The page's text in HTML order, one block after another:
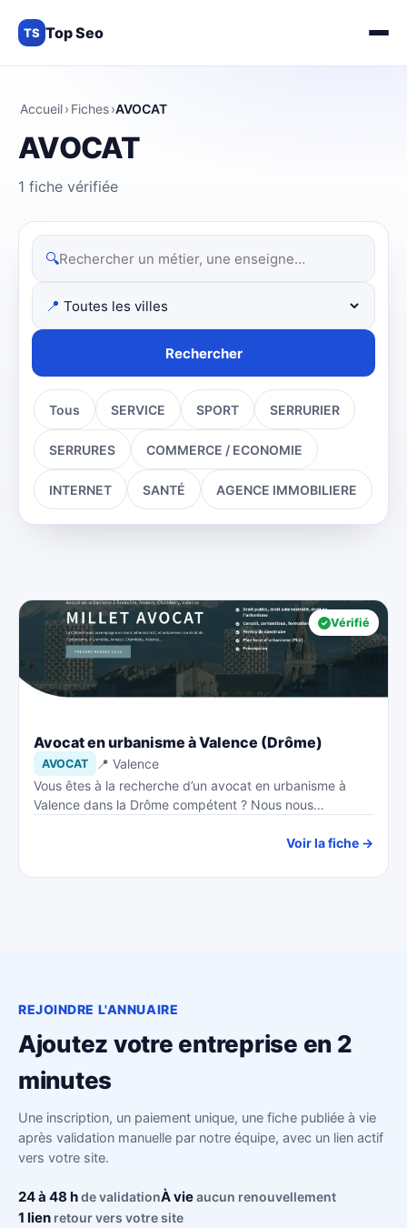
TS Top Seo
Accueil› Fiches›AVOCAT
AVOCAT
1 fiche vérifiée
🔍
📍
Rechercher
Tous SERVICE SPORT SERRURIER
SERRURES COMMERCE / ECONOMIE
INTERNET SANTÉ AGENCE IMMOBILIERE
Vérifié
Avocat en urbanisme à Valence (Drôme)
AVOCAT
📍 Valence
Vous êtes à la recherche d’un avocat en urbanisme à
Valence dans la Drôme compétent ? Nous nous…
Voir la fiche →
REJOINDRE L'ANNUAIRE
Ajoutez votre entreprise en 2
minutes
Une inscription, un paiement unique, une fiche publiée à vie
après validation manuelle par notre équipe, avec un lien actif
vers votre site.
24 à 48 hde validationÀ vieaucun renouvellement
1 lien retour vers votre site